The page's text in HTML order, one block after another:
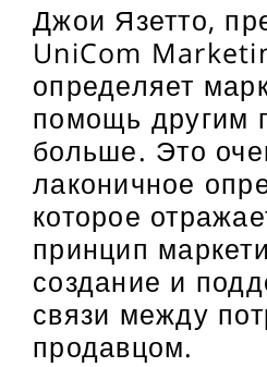
Джои Язетто,
UniCom
определяет
помощь другим
больше. Это
лаконичное
которое
принцип
создание и
связи между
продавцом.